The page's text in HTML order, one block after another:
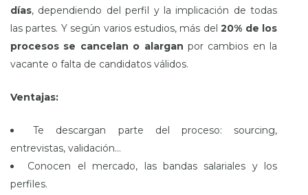
días, dependiendo del perfil y la implicación de todas
las partes. Y según varios estudios, más del20% de los
procesos se cancelan o alargan por cambios en la
vacante o falta de candidatos válidos.
Ventajas:
Te descargan parte del proceso: sourcing,
entrevistas, validación…
Conocen el mercado, las bandas salariales y los
perfiles.